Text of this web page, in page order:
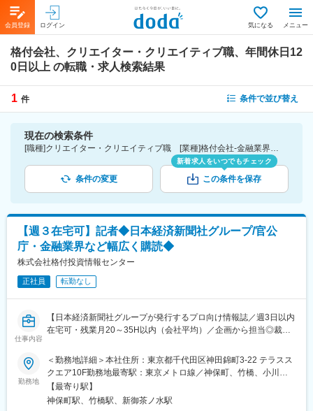
会員登録 ログイン 気になる メニュー
格付会社、クリエイター・クリエイティブ職、年間休日12
0日以上 の転職・求人検索結果
1 件 条件で並び替え
現在の検索条件
[職種]クリエイター・クリエイティブ職 [業種]格付会社-金融業界 [こだわり条件ピックアップ]年間休日120日以上 [詳細条件](休日・働き方)年間休日120日以上
条件の変更
新着求人をいつでもチェック
この条件を保存
【週３在宅可】記者◆日本経済新聞社グループ/官公
庁・金融業界など幅広く購読◆
株式会社格付投資情報センター
正社員 転勤なし
仕事内容
【日本経済新聞社グループが発行するプロ向け情報誌／週3日以内
在宅可・残業月20～35H以内（会社平均）／企画から担当◎裁量
■当社について
日本経済新聞社の社内組織としてスタートした「公社債研究会」
を源流とする日本公社債研究所と、銀行や証券会社が共同で設立
した日本インベスターズサービスとが合併して発足した国内最大
の格付会社です。インターネットを通じた情報事業と合わせ、プ
勤務地
＜勤務地詳細＞本社住所：東京都千代田区神田錦町3-22 テラスス
クエア10F勤務地最寄駅：東京メトロ線／神保町、竹橋、小川
町、淡路町駅受動喫煙対策：屋内全面禁煙
【最寄り駅】
神保町駅、竹橋駅、新御茶ノ水駅